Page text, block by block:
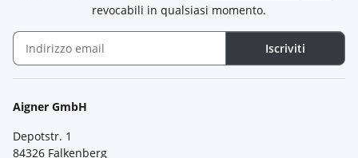
revocabili in qualsiasi momento.
Iscriviti
Aigner GmbH
Depotstr. 1
84326 Falkenberg